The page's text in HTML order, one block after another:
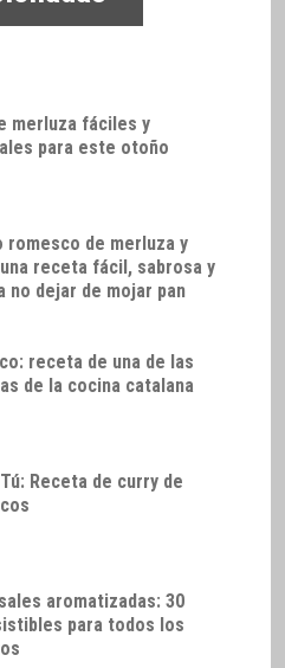
merluza fáciles y
para este otoño
romesco de merluza y
receta fácil, sabrosa y
no dejar de mojar pan
receta de una de las
de la cocina catalana
Receta de curry de
aromatizadas: 30
para todos los